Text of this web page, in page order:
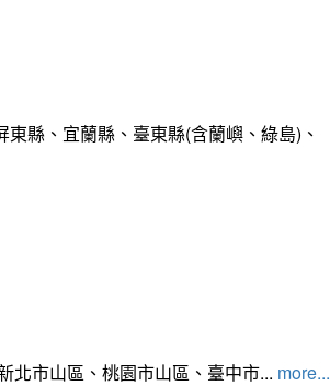
縣、宜蘭縣、臺東縣(含蘭嶼、綠島)、
北市山區、桃園市山區、臺中市... more...